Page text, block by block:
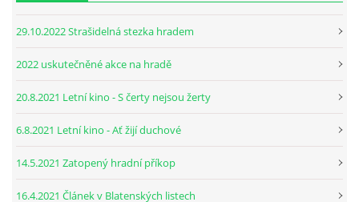
29.10.2022 Strašidelná stezka hradem
2022 uskutečněné akce na hradě
20.8.2021 Letní kino - S čerty nejsou žerty
6.8.2021 Letní kino - Ať žijí duchové
14.5.2021 Zatopený hradní příkop
16.4.2021 Článek v Blatenských listech